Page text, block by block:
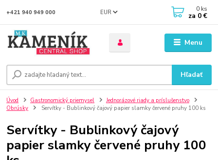
Menu
EUR
Hľadať
+421 940 949 000 0 ks
za 0 €
Úvod Gastronomický priemysel
Jednorázové riady a príslušenstvo
Obrúsky
Servítky - Bublinkový čajový papier slamky červené pruhy 100 ks
Servítky - Bublinkový čajový
papier slamky červené pruhy 100